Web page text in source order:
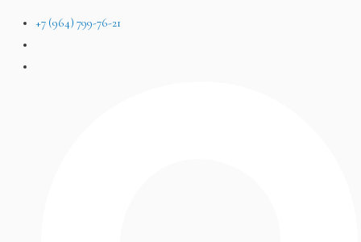
+7 (964) 799-76-21